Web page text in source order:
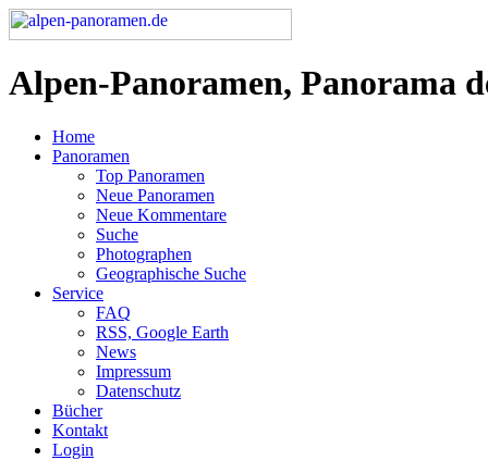
Alpen-Panoramen, Panorama
Home
Panoramen
Top Panoramen
Neue Panoramen
Neue Kommentare
Suche
Photographen
Geographische Suche
Service
FAQ
RSS, Google Earth
News
Impressum
Datenschutz
Bücher
Kontakt
Login